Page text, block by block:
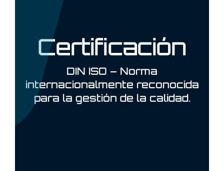
Soluciones
NormasCertificación
DIN ISO – Norma
internacionalmente reconocida
para la gestión de la calidad.